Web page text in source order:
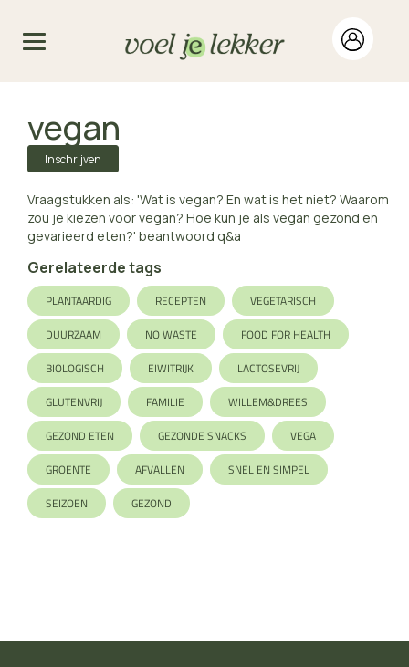
vegan
Inschrijven
Vraagstukken als: 'Wat is vegan? En wat is het niet? Waarom
zou je kiezen voor vegan? Hoe kun je als vegan gezond en
gevarieerd eten?' beantwoord q&a
Gerelateerde tags
PLANTAARDIG RECEPTEN
VEGETARISCH
DUURZAAM
NO WASTE
FOOD FOR HEALTH
BIOLOGISCH
EIWITRIJK
LACTOSEVRIJ
GLUTENVRIJ
FAMILIE
WILLEM&DREES
GEZOND ETEN
GEZONDE SNACKS
VEGA
GROENTE
AFVALLEN
SNEL EN SIMPEL
SEIZOEN
GEZOND